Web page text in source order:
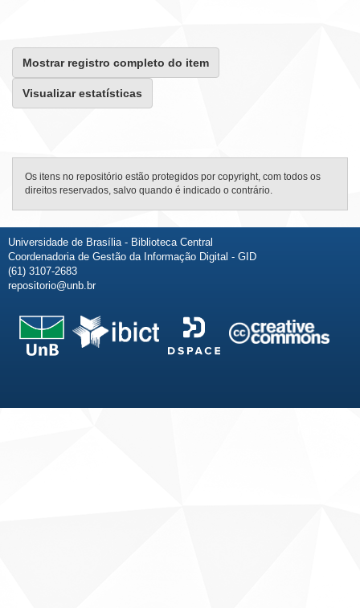
Mostrar registro completo do item
Visualizar estatísticas
Os itens no repositório estão protegidos por copyright, com todos os
direitos reservados, salvo quando é indicado o contrário.
Universidade de Brasília - Biblioteca Central
Coordenadoria de Gestão da Informação Digital - GID
(61) 3107-2683
repositorio@unb.br